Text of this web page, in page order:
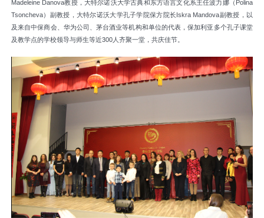
Madeleine Danova教授，大特尔诺沃大学古典和东方语言文化系主任波力娜（Polina
Tsoncheva）副教授，大特尔诺沃大学孔子学院保方院长Iskra Mandova副教授，以
及来自中保商会、华为公司、茅台酒业等机构和单位的代表，保加利亚多个孔子课堂
及教学点的学校领导与师生等近300人齐聚一堂，共庆佳节。